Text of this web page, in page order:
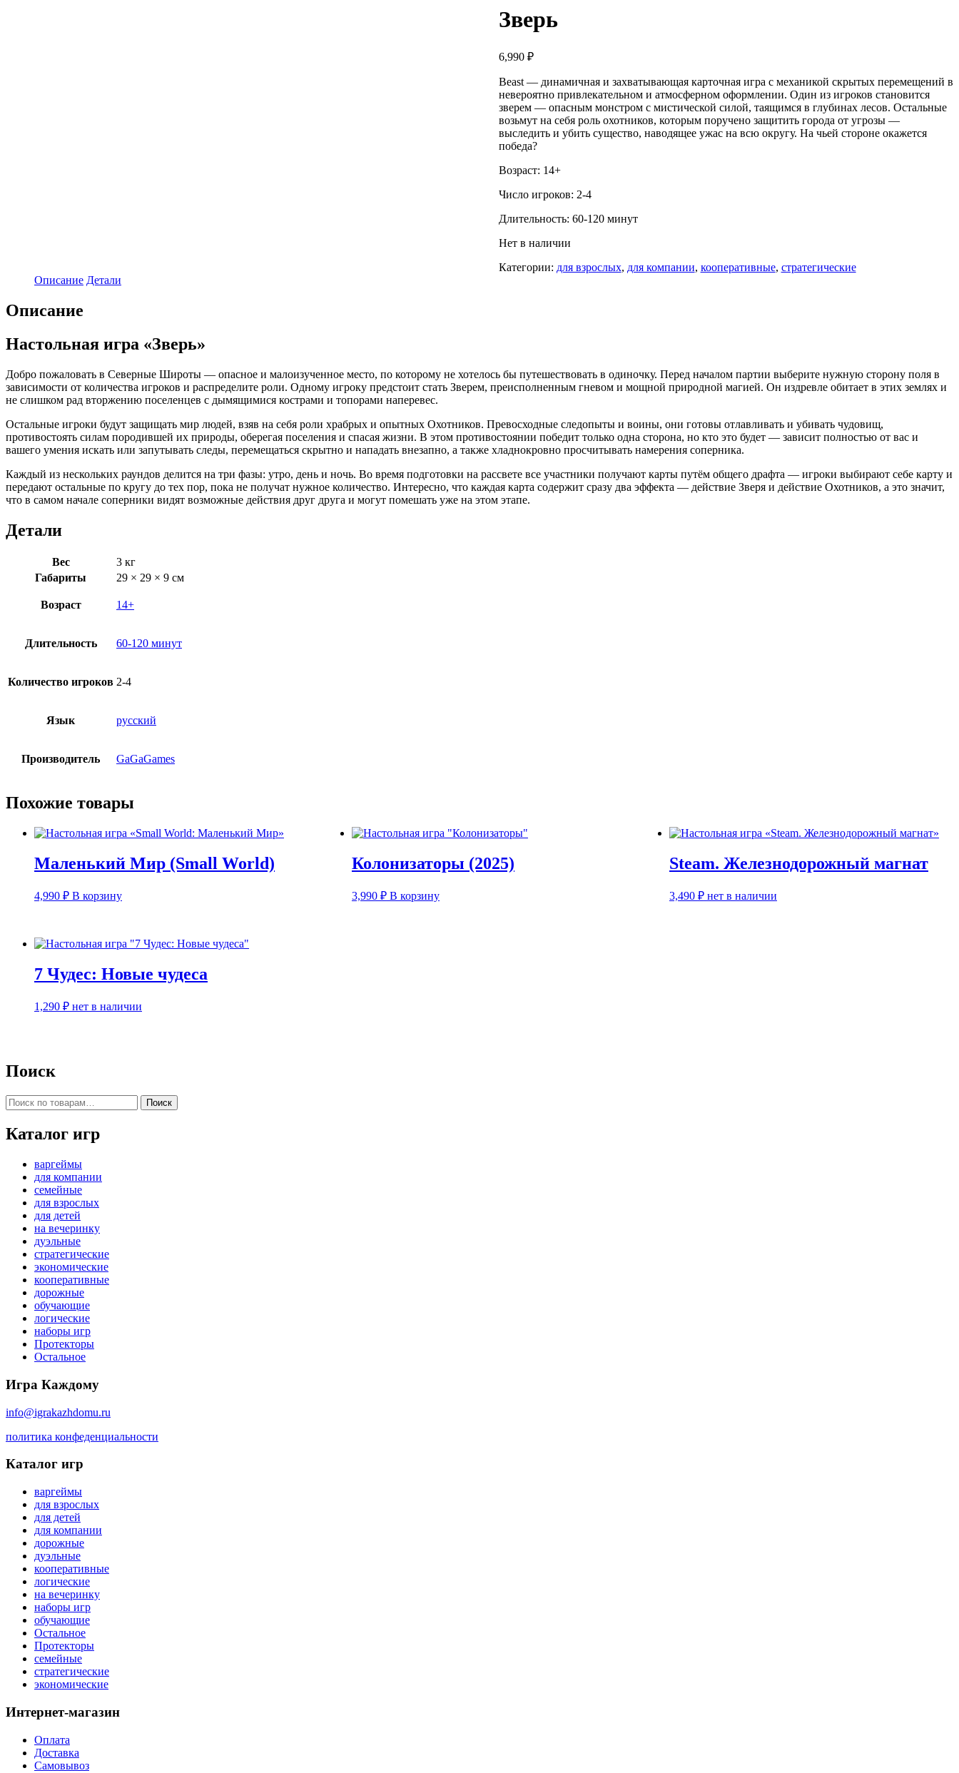
Зверь
6,990 ₽
Beast — динамичная и захватывающая карточная игра с механикой скрытых перемещений в
невероятно привлекательном и атмосферном оформлении. Один из игроков становится
зверем — опасным монстром с мистической силой, таящимся в глубинах лесов. Остальные
возьмут на себя роль охотников, которым поручено защитить города от угрозы —
выследить и убить существо, наводящее ужас на всю округу. На чьей стороне окажется
победа?
Возраст: 14+
Число игроков: 2-4
Длительность: 60-120 минут
Нет в наличии
Категории: для взрослых, для компании, кооперативные, стратегические
Описание Детали
Описание
Настольная игра «Зверь»
Добро пожаловать в Северные Широты — опасное и малоизученное место, по которому не хотелось бы путешествовать в одиночку. Перед началом партии выберите нужную сторону поля в
зависимости от количества игроков и распределите роли. Одному игроку предстоит стать Зверем, преисполненным гневом и мощной природной магией. Он издревле обитает в этих землях и
не слишком рад вторжению поселенцев с дымящимися кострами и топорами наперевес.
Остальные игроки будут защищать мир людей, взяв на себя роли храбрых и опытных Охотников. Превосходные следопыты и воины, они готовы отлавливать и убивать чудовищ,
противостоять силам породившей их природы, оберегая поселения и спасая жизни. В этом противостоянии победит только одна сторона, но кто это будет — зависит полностью от вас и
вашего умения искать или запутывать следы, перемещаться скрытно и нападать внезапно, а также хладнокровно просчитывать намерения соперника.
Каждый из нескольких раундов делится на три фазы: утро, день и ночь. Во время подготовки на рассвете все участники получают карты путём общего драфта — игроки выбирают себе карту и
передают остальные по кругу до тех пор, пока не получат нужное количество. Интересно, что каждая карта содержит сразу два эффекта — действие Зверя и действие Охотников, а это значит,
что в самом начале соперники видят возможные действия друг друга и могут помешать уже на этом этапе.
Детали
Вес
3 кг
Габариты
29 × 29 × 9 см
Возраст 14+
Длительность 60-120 минут
Количество игроков 2-4
Язык русский
Производитель GaGaGames
Похожие товары
Маленький Мир (Small World)
4,990 ₽ В корзину
Колонизаторы (2025)
3,990 ₽ В корзину
Steam. Железнодорожный магнат
3,490 ₽ нет в наличии
7 Чудес: Новые чудеса
1,290 ₽ нет в наличии
Поиск
Искать: Поиск
Каталог игр
варгеймы
для компании
семейные
для взрослых
для детей
на вечеринку
дуэльные
стратегические
экономические
кооперативные
дорожные
обучающие
логические
наборы игр
Протекторы
Остальное
Игра Каждому
info@igrakazhdomu.ru
политика конфеденциальности
Каталог игр
варгеймы
для взрослых
для детей
для компании
дорожные
дуэльные
кооперативные
логические
на вечеринку
наборы игр
обучающие
Остальное
Протекторы
семейные
стратегические
экономические
Интернет-магазин
Оплата
Доставка
Самовывоз